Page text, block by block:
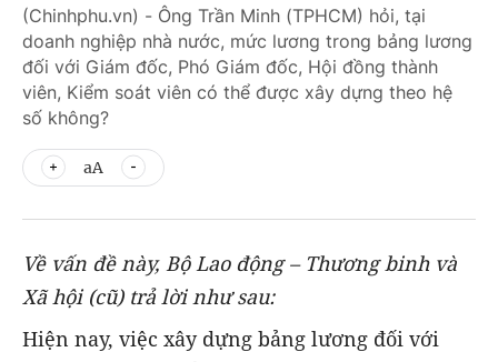
(Chinhphu.vn) - Ông Trần Minh (TPHCM) hỏi, tại
doanh nghiệp nhà nước, mức lương trong bảng lương
đối với Giám đốc, Phó Giám đốc, Hội đồng thành
viên, Kiểm soát viên có thể được xây dựng theo hệ
số không?
aA
Về vấn đề này, Bộ Lao động – Thương binh và
Xã hội (cũ) trả lời như sau:
Hiện nay, việc xây dựng bảng lương đối với